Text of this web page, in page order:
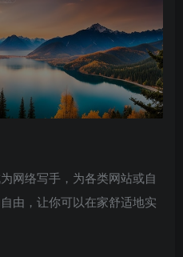
网络写手，为各类网站或自
由，让你可以在家舒适地实